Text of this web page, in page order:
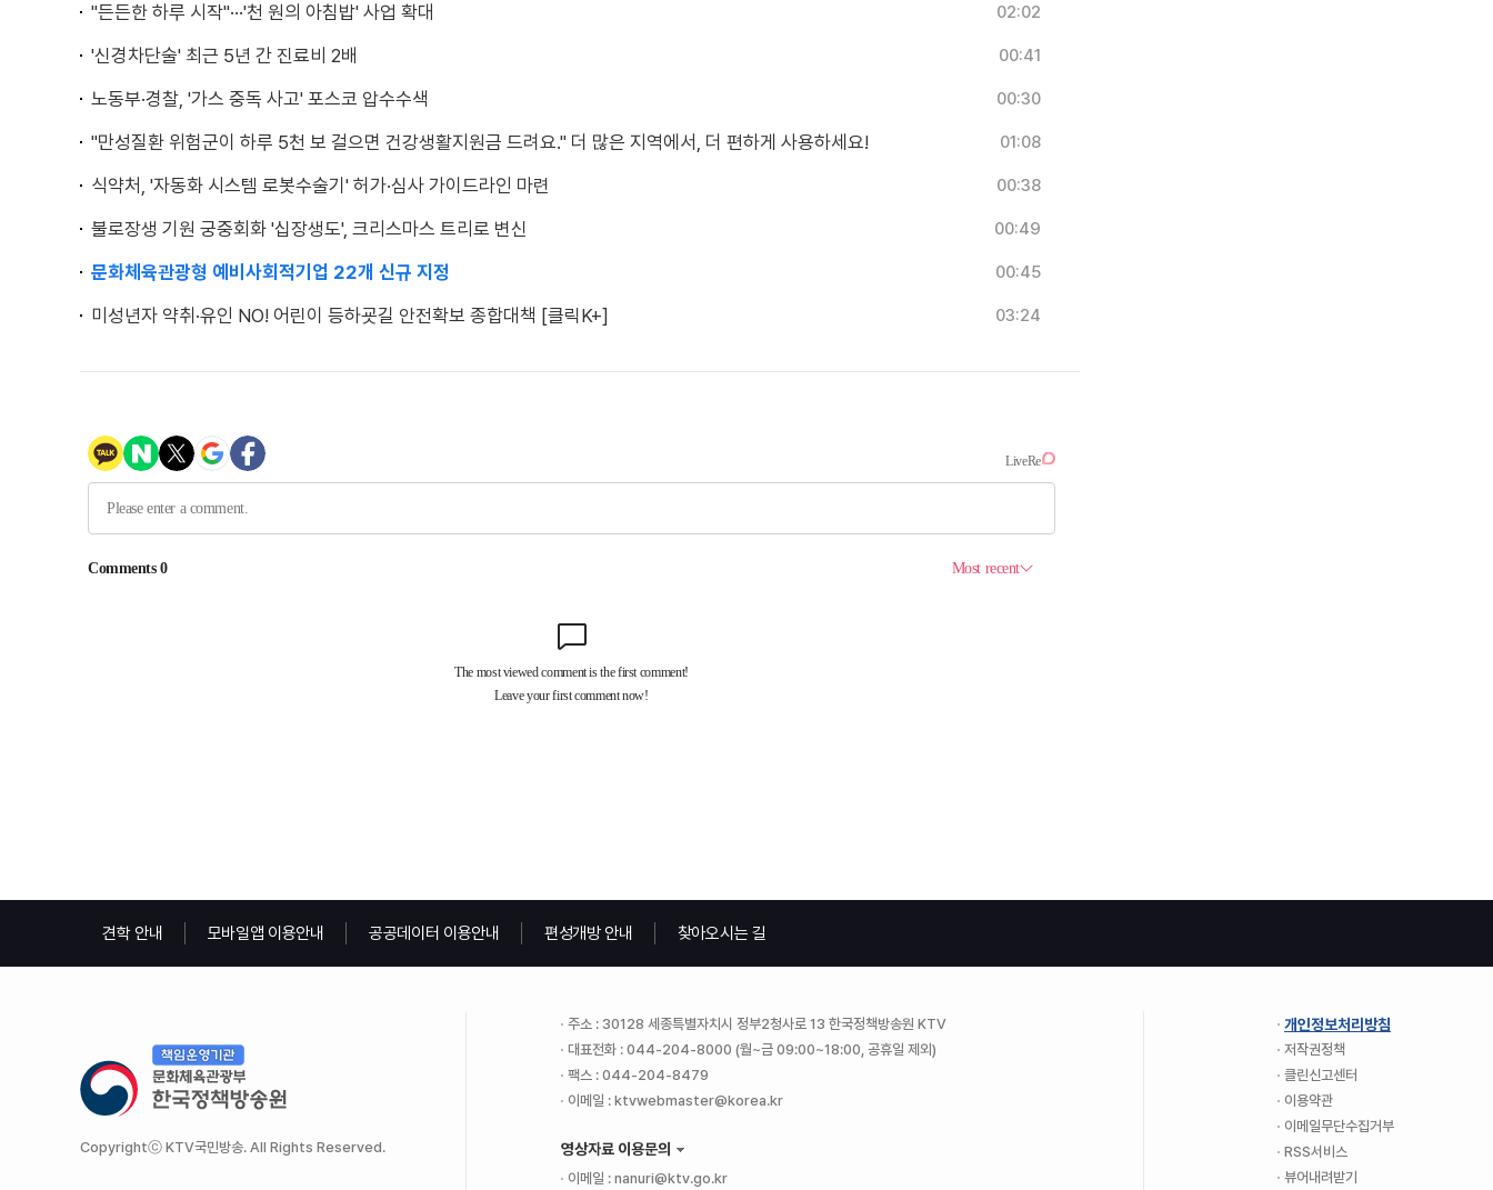
"든든한 하루 시작"···'천 원의 아침밥' 사업 확대 02:02
'신경차단술' 최근 5년 간 진료비 2배 00:41
노동부·경찰, '가스 중독 사고' 포스코 압수수색 00:30
"만성질환 위험군이 하루 5천 보 걸으면 건강생활지원금 드려요." 더 많은 지역에서, 더 편하게 사용하세요! 01:08
식약처, '자동화 시스템 로봇수술기' 허가·심사 가이드라인 마련 00:38
불로장생 기원 궁중회화 '십장생도', 크리스마스 트리로 변신 00:49
문화체육관광형 예비사회적기업 22개 신규 지정 00:45
미성년자 약취·유인 NO! 어린이 등하굣길 안전확보 종합대책 [클릭K+] 03:24
견학 안내 모바일앱 이용안내 공공데이터 이용안내 편성개방 안내 찾아오시는 길
Copyrightⓒ KTV국민방송. All Rights Reserved.
주소 : 30128 세종특별자치시 정부2청사로 13 한국정책방송원 KTV
대표전화 : 044-204-8000 (월~금 09:00~18:00, 공휴일 제외)
팩스 : 044-204-8479
이메일 : ktvwebmaster@korea.kr
영상자료 이용문의
이메일 : nanuri@ktv.go.kr
개인정보처리방침
저작권정책
클린신고센터
이용약관
이메일무단수집거부
RSS서비스
뷰어내려받기